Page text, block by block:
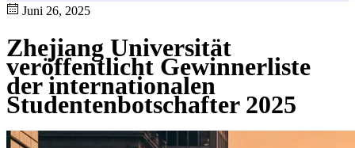
Juni 26, 2025
Zhejiang Universität
veröffentlicht Gewinnerliste
der internationalen
Studentenbotschafter 2025